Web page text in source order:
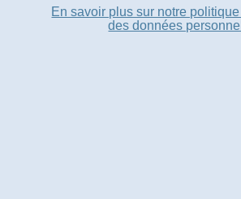
En savoir plus sur notre
des données